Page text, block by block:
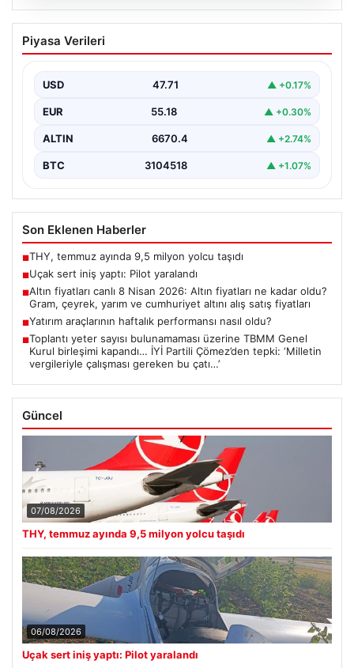
06.08.2026
Uçak sert iniş yaptı: Pilot yaralandı
Piyasa Verileri
USD 47.71 ▲ +0.17%
EUR 55.18 ▲ +0.30%
ALTIN 6670.4 ▲ +2.74%
BTC 3104518 ▲ +1.07%
Son Eklenen Haberler
■THY, temmuz ayında 9,5 milyon yolcu taşıdı
■Uçak sert iniş yaptı: Pilot yaralandı
■Altın fiyatları canlı 8 Nisan 2026: Altın fiyatları ne kadar oldu?
Gram, çeyrek, yarım ve cumhuriyet altını alış satış fiyatları
■Yatırım araçlarının haftalık performansı nasıl oldu?
■Toplantı yeter sayısı bulunamaması üzerine TBMM Genel
Kurul birleşimi kapandı… İYİ Partili Çömez’den tepki: ‘Milletin
vergileriyle çalışması gereken bu çatı…’
Güncel
07/08/2026
THY, temmuz ayında 9,5 milyon yolcu taşıdı
06/08/2026
Uçak sert iniş yaptı: Pilot yaralandı